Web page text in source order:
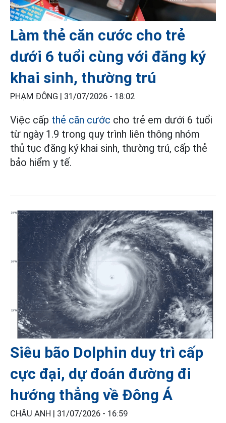
Làm thẻ căn cước cho trẻ
dưới 6 tuổi cùng với đăng ký
khai sinh, thường trú
PHẠM ĐÔNG | 31/07/2026 - 18:02
Việc cấp thẻ căn cước cho trẻ em dưới 6 tuổi
từ ngày 1.9 trong quy trình liên thông nhóm
thủ tục đăng ký khai sinh, thường trú, cấp thẻ
bảo hiểm y tế.
Siêu bão Dolphin duy trì cấp
cực đại, dự đoán đường đi
hướng thẳng về Đông Á
CHÂU ANH | 31/07/2026 - 16:59